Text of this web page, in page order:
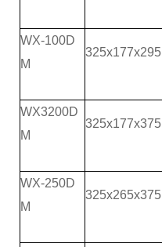
WX-100D
M
325x177x295
WX3200D
M
325x177x375
WX-250D
M
325x265x375